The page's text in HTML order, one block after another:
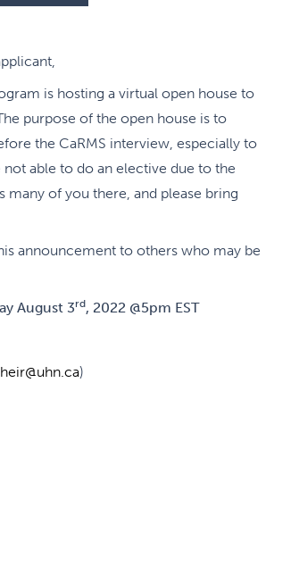
is hosting a virtual open house to
purpose of the open house is to
the CaRMS interview, especially to
able to do an elective due to the
many of you there, and please bring
announcement to others who may be
August 3rd, 2022 @5pm EST
)